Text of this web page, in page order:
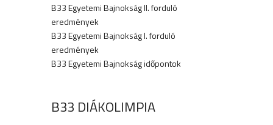
B33 Egyetemi Bajnokság II. forduló
eredmények
B33 Egyetemi Bajnokság I. forduló
eredmények
B33 Egyetemi Bajnokság időpontok
B33 DIÁKOLIMPIA